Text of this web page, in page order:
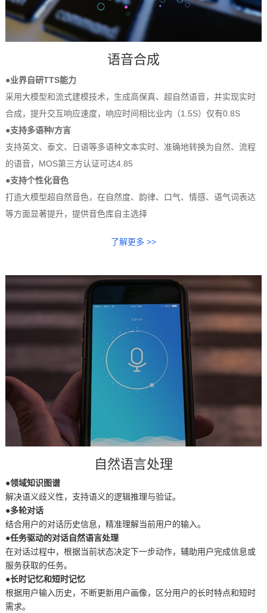
语音合成
●业界自研TTS能力
采用大模型和流式建模技术，生成高保真、超自然语音，并实现实时
合成，提升交互响应速度，响应时间相比业内（1.5S）仅有0.8S
●支持多语种/方言
支持英文、泰文、日语等多语种文本实时、准确地转换为自然、流程
的语音，MOS第三方认证可达4.85
●支持个性化音色
打造大模型超自然音色，在自然度、韵律、口气、情感、语气词表达
等方面显著提升，提供音色库自主选择
了解更多 >>
自然语言处理
●领域知识图谱
解决语义歧义性，支持语义的逻辑推理与验证。
●多轮对话
结合用户的对话历史信息，精准理解当前用户的输入。
●任务驱动的对话自然语言处理
在对话过程中，根据当前状态决定下一步动作，辅助用户完成信息或
服务获取的任务。
●长时记忆和短时记忆
根据用户输入历史，不断更新用户画像，区分用户的长时特点和短时
需求。